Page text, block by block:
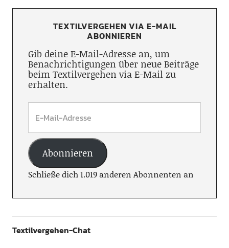
TEXTILVERGEHEN VIA E-MAIL
ABONNIEREN
Gib deine E-Mail-Adresse an, um
Benachrichtigungen über neue Beiträge
beim Textilvergehen via E-Mail zu
erhalten.
Abonnieren
Schließe dich 1.019 anderen Abonnenten an
Textilvergehen-Chat